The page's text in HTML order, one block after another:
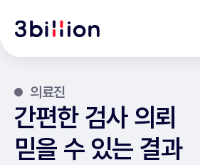
의료진
간편한 검사 의뢰
믿을 수 있는 결과